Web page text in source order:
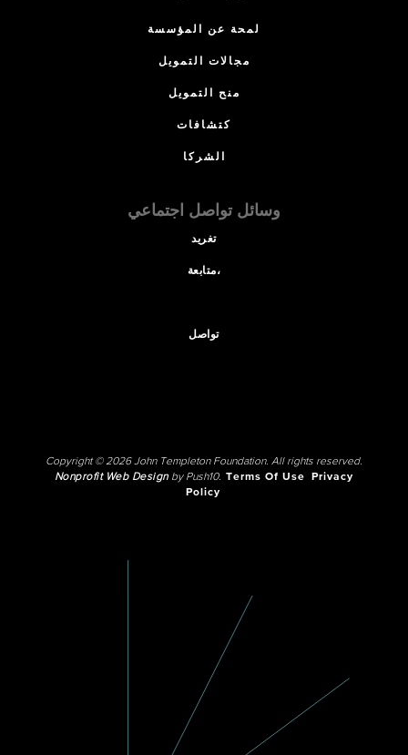
لمحة عن المؤسسة
مجالات التمويل
منح التمويل
كتشافات
الشركا
وسائل تواصل اجتماعي
تغريد
متابعة،
تواصل
Copyright © 2026 John Templeton Foundation. All rights reserved.
Nonprofit Web Designby Push10. Terms Of Use
Privacy
Policy